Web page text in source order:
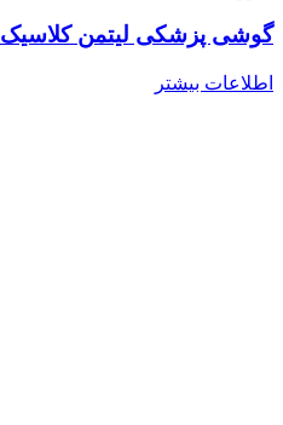
گوشی پزشکی لیتمن کلاسیک 3 سرمه ای 5863
اطلاعات بیشتر